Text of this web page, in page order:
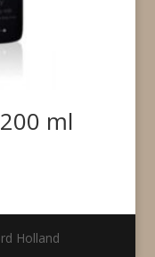
ml
Holland